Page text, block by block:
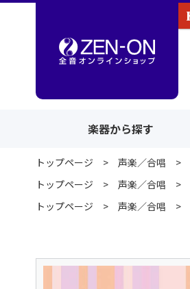
楽器から探す
トップページ 声楽／合唱
トップページ
声楽／合唱
トップページ
声楽／合唱